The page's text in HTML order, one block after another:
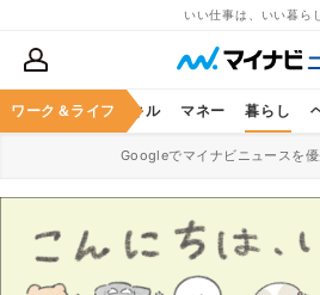
いい仕事は、いい暮ら
ワーク＆ライフ
ア ビジネススキル マネー 暮らし
Googleでマイナビニュースを